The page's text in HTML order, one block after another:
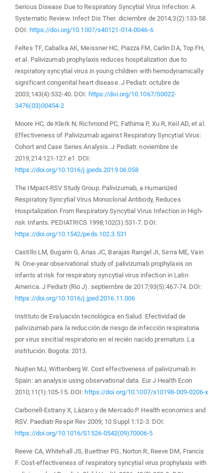
Serious Disease Due to Respiratory Syncytial Virus Infection: A
Systematic Review. Infect Dis Ther. diciembre de 2014;3(2):133-58.
DOI: https://doi.org/10.1007/s40121-014-0046-6
Feltes TF, Cabalka AK, Meissner HC, Piazza FM, Carlin DA, Top FH,
et al. Palivizumab prophylaxis reduces hospitalization due to
respiratory syncytial virus in young children with hemodynamically
significant congenital heart disease. J Pediatr. octubre de
2003;143(4):532-40. DOI: https://doi.org/10.1067/S0022-
3476(03)00454-2
Moore HC, de Klerk N, Richmond PC, Fathima P, Xu R, Keil AD, et al.
Effectiveness of Palivizumab against Respiratory Syncytial Virus:
Cohort and Case Series Analysis. J Pediatr. noviembre de
2019;214:121-127.e1. DOI:
https://doi.org/10.1016/j.jpeds.2019.06.058
The IMpact-RSV Study Group. Palivizumab, a Humanized
Respiratory Syncytial Virus Monoclonal Antibody, Reduces
Hospitalization From Respiratory Syncytial Virus Infection in High-
risk Infants. PEDIATRICS 1998;102(3):531-7. DOI:
https://doi.org/10.1542/peds.102.3.531
Castillo LM, Bugarin G, Arias JC, Barajas Rangel JI, Serra ME, Vain
N. One-year observational study of palivizumab prophylaxis on
infants at risk for respiratory syncytial virus infection in Latin
America. J Pediatr (Rio J). septiembre de 2017;93(5):467-74. DOI:
https://doi.org/10.1016/j.jped.2016.11.006
Instituto de Evaluación tecnológica en Salud. Efectividad de
palivizumab para la reducción de riesgo de infección respiratoria
por virus sincitial respiratorio en el recién nacido prematuro. La
institución. Bogota: 2013.
Nuijten MJ, Wittenberg W. Cost effectiveness of palivizumab in
Spain: an analysis using observational data. Eur J Health Econ
2010;11(1):105-15. DOI: https://doi.org/10.1007/s10198-009-0206-x
Carbonell-Estrany X, Lázaro y de Mercado P. Health economics and
RSV. Paediatr Respir Rev 2009; 10 Suppl 1:12-3. DOI:
https://doi.org/10.1016/S1526-0542(09)70006-5
Reeve CA, Whitehall JS, Buettner PG, Norton R, Reeve DM, Francis
F. Cost-effectiveness of respiratory syncytial virus prophylaxis with